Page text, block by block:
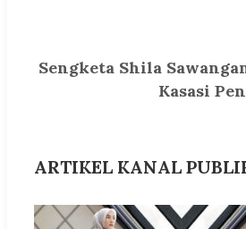
Sengketa Shila
Kasasi
ARTIKEL KANAL